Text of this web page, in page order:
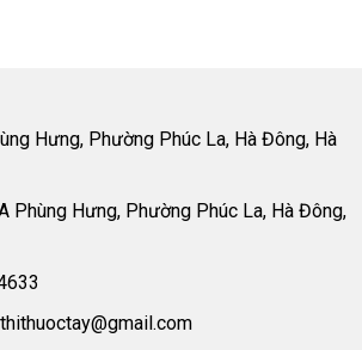
Hưng, Phường Phúc La, Hà Đông, Hà
Phùng Hưng, Phường Phúc La, Hà Đông,